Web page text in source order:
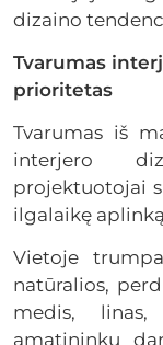
dizaino
Tvarumas
prioritetas
Tvarumas iš
interjero
projektuotojai
ilgalaikę
Vietoje
natūralios,
medis,
amatininkų